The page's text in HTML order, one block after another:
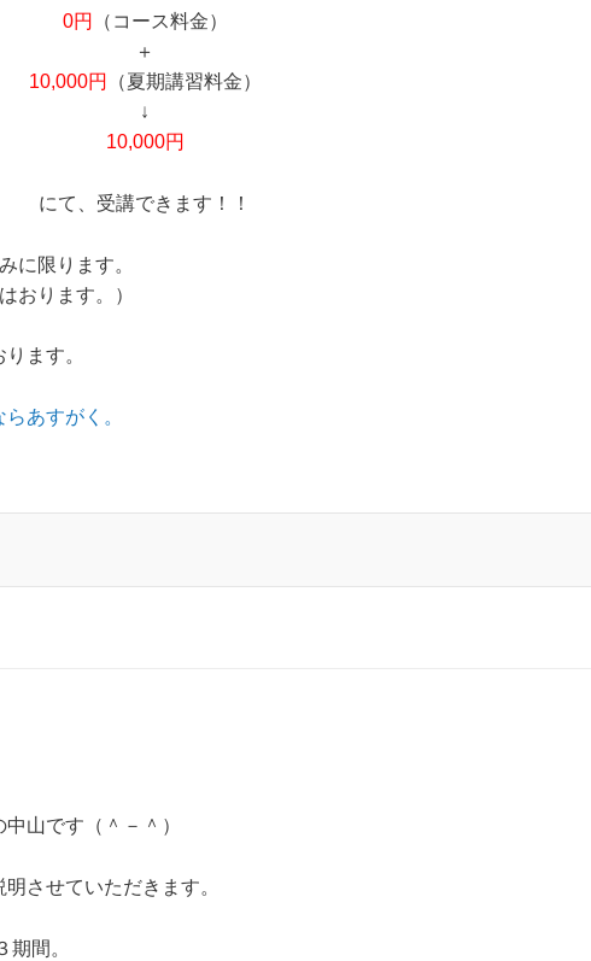
0円
（コース料金）
＋
10,000円
（夏期講習料金）
↓
10,000円
にて、受講できます！！
に限ります。
おります。）
ます。
あすがく。
山です（＾－＾）
させていただきます。
間。